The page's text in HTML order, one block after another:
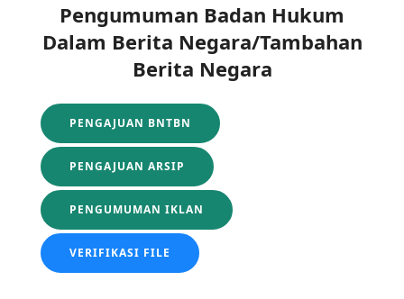
Pengumuman Badan Hukum
Dalam Berita Negara/Tambahan
Berita Negara
PENGAJUAN BNTBN
PENGAJUAN ARSIP
PENGUMUMAN IKLAN
VERIFIKASI FILE